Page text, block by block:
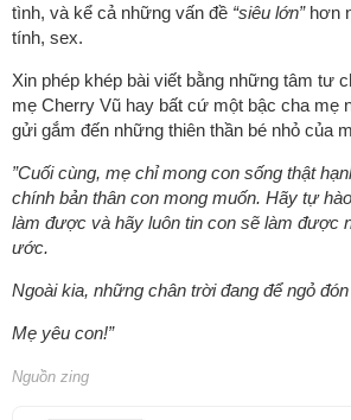
tình, và kể cả những vấn đề “siêu lớn”hơn
tính, sex.
Xin phép khép bài viết bằng những tâm tư
mẹ Cherry Vũ hay bất cứ một bậc cha mẹ
gửi gắm đến những thiên thần bé nhỏ của
”Cuối cùng, mẹ chỉ mong con sống thật
chính bản thân con mong muốn. Hãy tự
làm được và hãy luôn tin con sẽ làm được
ước.
Ngoài kia, những chân trời đang để ngỏ
Mẹ yêu con!”
Nguồn zing